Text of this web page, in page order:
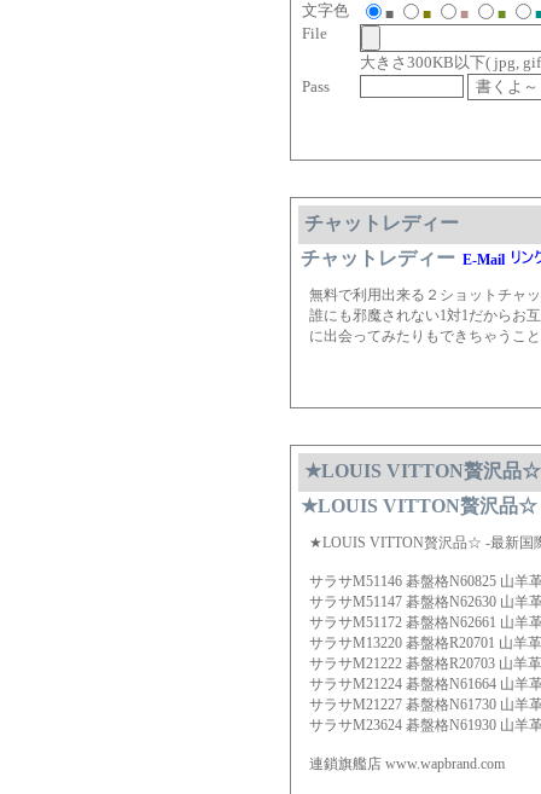
文字色
■ ■ ■ ■
File
大きさ300KB以下( jpg,
Pass
チャットレディー
チャットレディー E-Mail
無料で利用出来る２ショットチャ
誰にも邪魔されない1対1だからお
に出会ってみたりもできちゃうこ
★LOUIS VITTON贅沢品☆
★LOUIS VITTON贅沢品☆
★LOUIS VITTON贅沢品☆ -最新国
サラサM51146 碁盤格N60825 山羊
サラサM51147 碁盤格N62630 山羊
サラサM51172 碁盤格N62661 山羊
サラサM13220 碁盤格R20701 山羊
サラサM21222 碁盤格R20703 山羊
サラサM21224 碁盤格N61664 山羊
サラサM21227 碁盤格N61730 山羊
サラサM23624 碁盤格N61930 山羊
連鎖旗艦店 www.wapbrand.com